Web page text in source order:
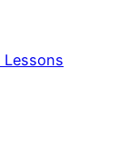
Lessons